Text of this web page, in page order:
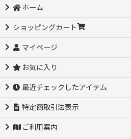
ホーム
ショッピングカート
マイページ
お気に入り
最近チェックしたアイテム
特定商取引法表示
ご利用案内